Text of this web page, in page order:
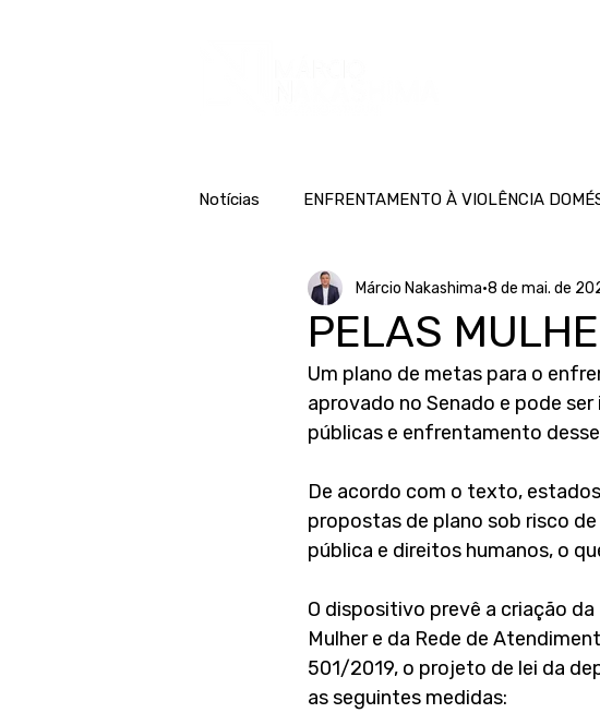
Notícias ENFRENTAMENTO À VIOLÊNCIA
PELAS
Márcio Nakashima 8 de mai. de
Um plano de metas para o
aprovado no Senado e pode
públicas e enfrentamento
De acordo com o texto,
propostas de plano sob risco
pública e direitos humanos, o
O dispositivo prevê a criação
Mulher e da Rede de
501/2019, o projeto de lei da
as seguintes medidas: